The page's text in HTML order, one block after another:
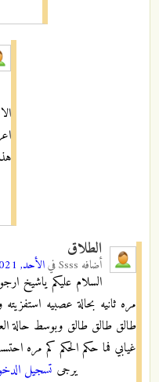
الطلاق
أضافه Ssssفيالأحد, 25/04/2021 - 09:02
السلام عليكم ياشيخ
مره ثانيه بحالة عصبيه
طالق طالق طالق وبوسط حالة
غيابي فما حكم الحكم كم مره
يرجى تسجيل